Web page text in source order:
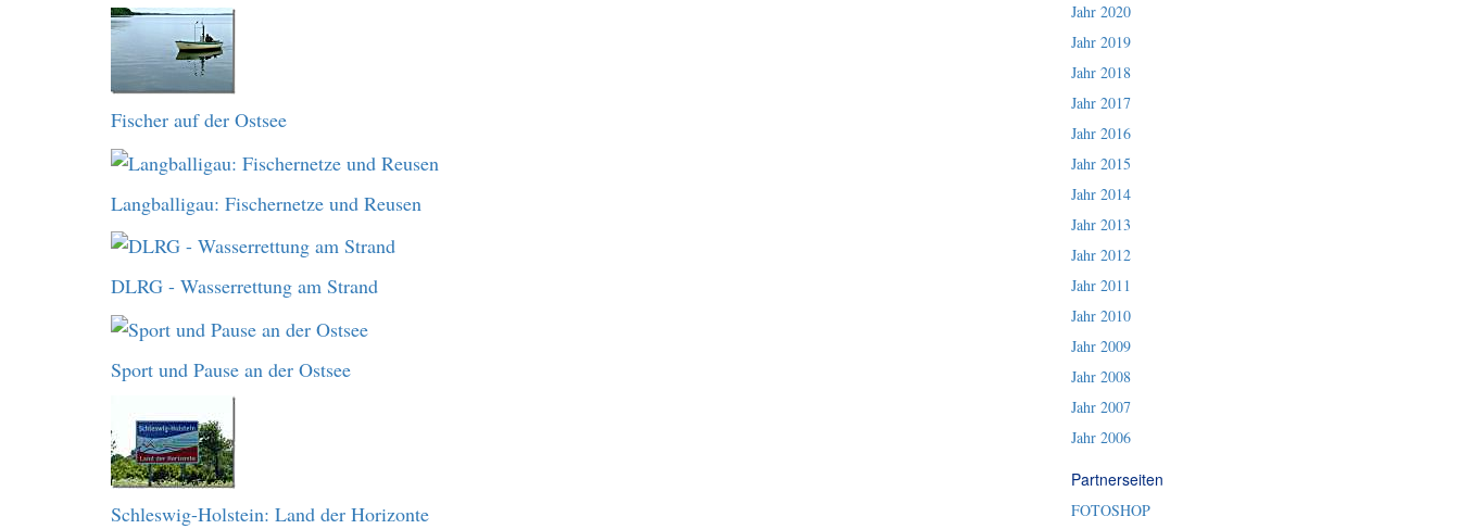
Fischer auf der Ostsee
Langballigau: Fischernetze und Reusen
DLRG - Wasserrettung am Strand
Sport und Pause an der Ostsee
Schleswig-Holstein: Land der Horizonte
Jahr 2020
Jahr 2019
Jahr 2018
Jahr 2017
Jahr 2016
Jahr 2015
Jahr 2014
Jahr 2013
Jahr 2012
Jahr 2011
Jahr 2010
Jahr 2009
Jahr 2008
Jahr 2007
Jahr 2006
Partnerseiten
FOTOSHOP